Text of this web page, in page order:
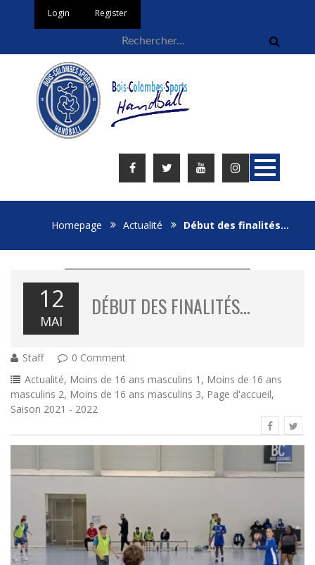
Login Register
Homepage Actualité Début des finalités…
12
MAI
DÉBUT DES FINALITÉS…
Staff
0 Comment
Actualité, Moins de 16 ans masculins 1 , Moins de 16 ans
masculins 2, Moins de 16 ans masculins 3, Page d'accueil,
Saison 2021 - 2022